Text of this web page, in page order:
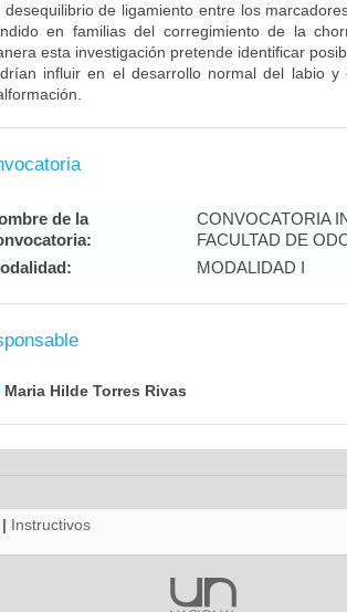
desequilibrio de ligamiento entre los
en familias del corregimiento de la
esta investigación pretende identificar
influir en el desarrollo normal del labio
de la
CONVOCATORIA
FACULTAD DE
MODALIDAD I
Maria Hilde Torres Rivas
| Instructivos